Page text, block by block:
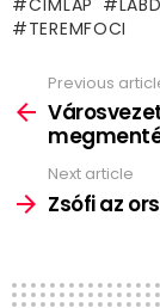
TEREMFOCI
more
Previous
Next article
Zsófi az